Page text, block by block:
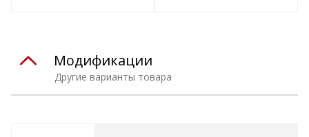
Другие варианты товара
Модификации